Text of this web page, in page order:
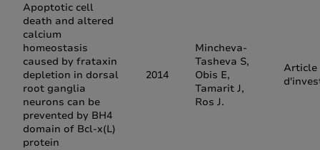
Apoptotic cell
death and altered
calcium
homeostasis
caused by frataxin
depletion in dorsal
root ganglia
neurons can be
prevented by BH4
domain of Bcl-x(L)
protein
2014
Mincheva-
Tasheva S,
Obis E,
Tamarit J,
Ros J.
Article